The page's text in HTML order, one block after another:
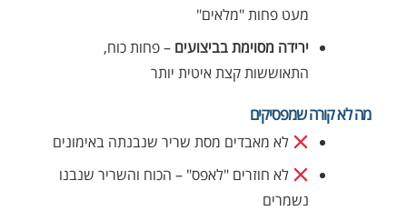
מעט פחות "מלאים"
ירידה מסוימת בביצועים – פחות כוח,
התאוששות קצת איטית יותר
מה לא קורה שמפסיקים
לא מאבדים מסת שריר שנבנתה באימונים
לא חוזרים "לאפס" – הכוח והשריר שנבנו
נשמרים